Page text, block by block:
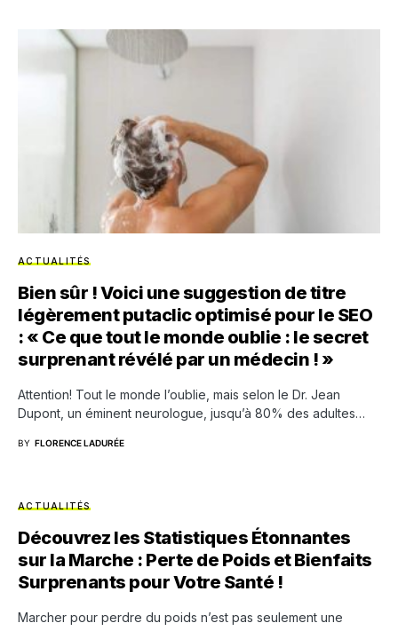
ACTUALITÉS
Bien sûr ! Voici une suggestion de titre
légèrement putaclic optimisé pour le SEO
: « Ce que tout le monde oublie : le secret
surprenant révélé par un médecin ! »
Attention! Tout le monde l’oublie, mais selon le Dr. Jean
Dupont, un éminent neurologue, jusqu’à 80% des adultes…
BY FLORENCE LADURÉE
ACTUALITÉS
Découvrez les Statistiques Étonnantes
sur la Marche : Perte de Poids et Bienfaits
Surprenants pour Votre Santé !
Marcher pour perdre du poids n’est pas seulement une